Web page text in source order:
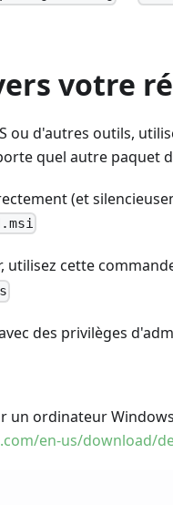
votre
ou d'autres outils,
quel autre paquet
(et
utilisez cette
des privilèges
un ordinateur
en-us/download/